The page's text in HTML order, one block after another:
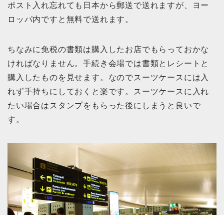
ポスト入れ忘れても日本から郵送で送れますが、ヨー
ロッパ内ですと無料で送れます。
ちなみに免税の書類は購入したお店でもらっておかな
ければなりません。手続き会場では書類とレシートと
購入したものを見せます。なのでスーツケースには入
れず手持ちにしておくと楽です。スーツケースに入れ
たい場合はスタンプをもらった後にしまうと良いで
す。